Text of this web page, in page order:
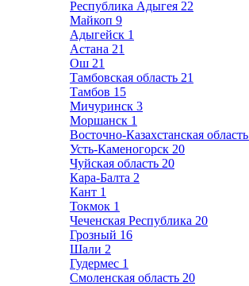
Республика Адыгея 22
Майкоп 9
Адыгейск 1
Астана 21
Ош 21
Тамбовская область 21
Тамбов 15
Мичуринск 3
Моршанск 1
Восточно-Казахстанская область
Усть-Каменогорск 20
Чуйская область 20
Кара-Балта 2
Кант 1
Токмок 1
Чеченская Республика 20
Грозный 16
Шали 2
Гудермес 1
Смоленская область 20